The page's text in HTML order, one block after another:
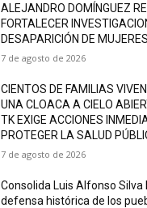
ALEJANDRO DOMÍNGUEZ
FORTALECER
DESAPARICIÓN DE
7 de agosto de 2026
CIENTOS DE FAMILIAS
UNA CLOACA A CIELO
TK EXIGE ACCIONES
PROTEGER LA SALUD
7 de agosto de 2026
Consolida Luis Alfonso Silva
defensa histórica de los